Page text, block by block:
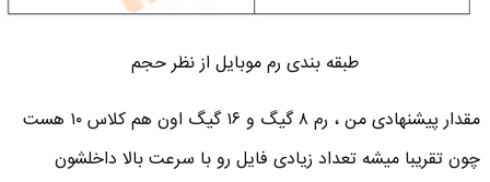
طبقه بندی رم موبایل از نظر حجم
مقدار پیشنهادی من ، رم ۸ گیگ و ۱۶ گیگ اون هم کلاس ۱۰ هست
چون تقریبا میشه تعداد زیادی فایل رو با سرعت بالا داخلشون